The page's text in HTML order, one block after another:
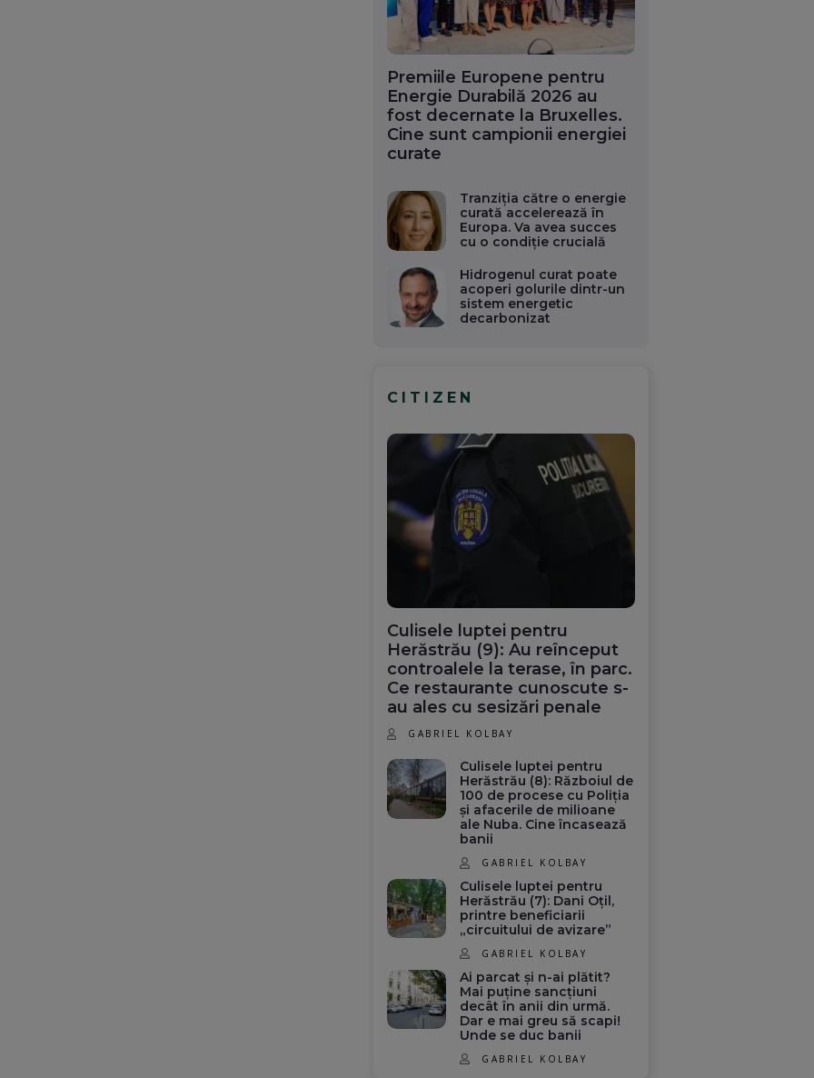
Premiile Europene pentru
Energie Durabilă 2026 au
fost decernate la Bruxelles.
Cine sunt campionii energiei
curate
Tranziția către o energie
curată accelerează în
Europa. Va avea succes
cu o condiție crucială
Hidrogenul curat poate
acoperi golurile dintr-un
sistem energetic
decarbonizat
CITIZEN
Culisele luptei pentru
Herăstrău (9): Au reînceput
controalele la terase, în parc.
Ce restaurante cunoscute s-
au ales cu sesizări penale
GABRIEL KOLBAY
Culisele luptei pentru
Herăstrău (8): Războiul de
100 de procese cu Poliția
și afacerile de milioane
ale Nuba. Cine încasează
banii
GABRIEL KOLBAY
Culisele luptei pentru
Herăstrău (7): Dani Oțil,
printre beneficiarii
„circuitului de avizare”
GABRIEL KOLBAY
Ai parcat și n-ai plătit?
Mai puține sancțiuni
decât în anii din urmă.
Dar e mai greu să scapi!
Unde se duc banii
GABRIEL KOLBAY